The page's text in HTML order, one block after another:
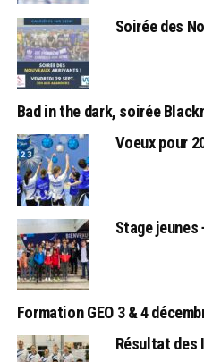
Soirée des
Bad in the dark, soirée
Voeux pour
Stage jeunes
Formation GEO 3 & 4
Résultat des